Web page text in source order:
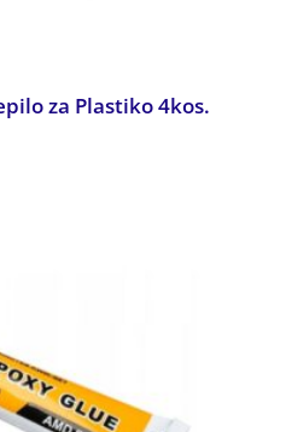
za Plastiko 4kos.